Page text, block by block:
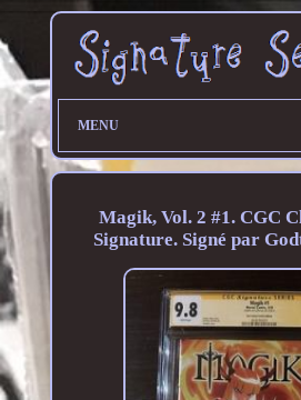
MENU
Magik, Vol. 2 #1. CGC
Signature. Signé par